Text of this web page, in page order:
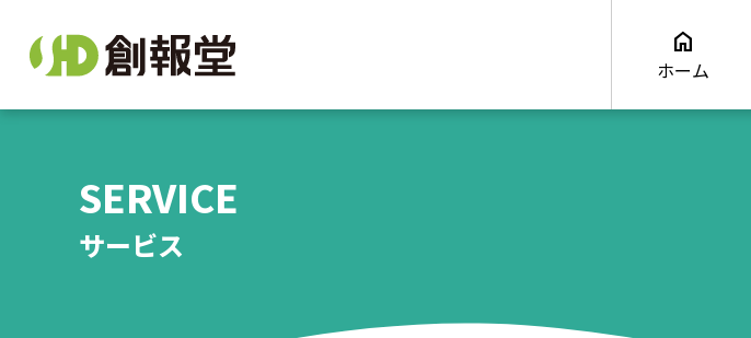
home
ホーム
SERVICE
サービス